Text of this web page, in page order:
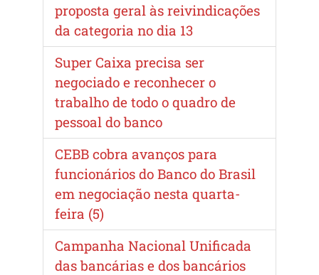
proposta geral às reivindicações
da categoria no dia 13
Super Caixa precisa ser
negociado e reconhecer o
trabalho de todo o quadro de
pessoal do banco
CEBB cobra avanços para
funcionários do Banco do Brasil
em negociação nesta quarta-
feira (5)
Campanha Nacional Unificada
das bancárias e dos bancários